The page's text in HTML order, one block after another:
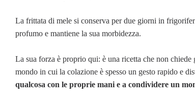
La frittata di mele si conserva per due giorni in
profumo e mantiene la sua morbidezza.
La sua forza è proprio qui: è una ricetta che non
mondo in cui la colazione è spesso un gesto rapido e
qualcosa con le proprie mani e a condividere un